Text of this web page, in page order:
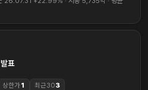
표
상한가1 최근303